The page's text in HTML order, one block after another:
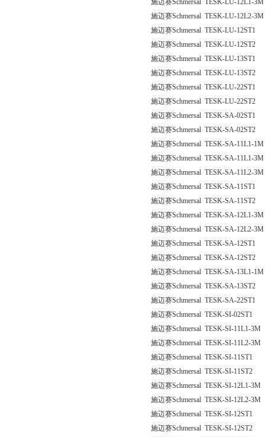
施迈赛Schmersal TESK-LU-12L1-3M
施迈赛Schmersal TESK-LU-12L2-3M
施迈赛Schmersal TESK-LU-12ST1
施迈赛Schmersal TESK-LU-12ST2
施迈赛Schmersal TESK-LU-13ST1
施迈赛Schmersal TESK-LU-13ST2
施迈赛Schmersal TESK-LU-22ST1
施迈赛Schmersal TESK-LU-22ST2
施迈赛Schmersal TESK-SA-02ST1
施迈赛Schmersal TESK-SA-02ST2
施迈赛Schmersal TESK-SA-11L1-1M
施迈赛Schmersal TESK-SA-11L1-3M
施迈赛Schmersal TESK-SA-11L2-3M
施迈赛Schmersal TESK-SA-11ST1
施迈赛Schmersal TESK-SA-11ST2
施迈赛Schmersal TESK-SA-12L1-3M
施迈赛Schmersal TESK-SA-12L2-3M
施迈赛Schmersal TESK-SA-12ST1
施迈赛Schmersal TESK-SA-12ST2
施迈赛Schmersal TESK-SA-13L1-1M
施迈赛Schmersal TESK-SA-13ST2
施迈赛Schmersal TESK-SA-22ST1
施迈赛Schmersal TESK-SI-02ST1
施迈赛Schmersal TESK-SI-11L1-3M
施迈赛Schmersal TESK-SI-11L2-3M
施迈赛Schmersal TESK-SI-11ST1
施迈赛Schmersal TESK-SI-11ST2
施迈赛Schmersal TESK-SI-12L1-3M
施迈赛Schmersal TESK-SI-12L2-3M
施迈赛Schmersal TESK-SI-12ST1
施迈赛Schmersal TESK-SI-12ST2